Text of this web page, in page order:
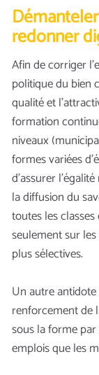
redonner
Afin de corriger
politique du bien
qualité et
formation
niveaux
formes variées
d’assurer
la diffusion du
toutes les
seulement sur
plus sélectives.
Un autre
renforcement de
sous la forme
emplois que les